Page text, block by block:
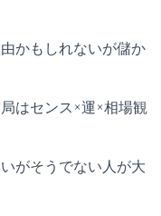
かもしれないが儲か
はセンス×運×相場観
がそうでない人が大